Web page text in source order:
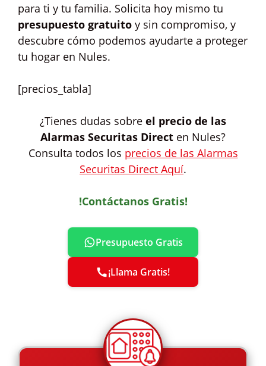
para ti y tu familia. Solicita hoy mismo tu
presupuesto gratuito y sin compromiso, y
descubre cómo podemos ayudarte a proteger
tu hogar en Nules.
[precios_tabla]
¿Tienes dudas sobre el precio de las
Alarmas Securitas Direct en Nules?
Consulta todos los precios de las Alarmas
Securitas Direct Aquí.
!Contáctanos Gratis!
Presupuesto Gratis
¡Llama Gratis!